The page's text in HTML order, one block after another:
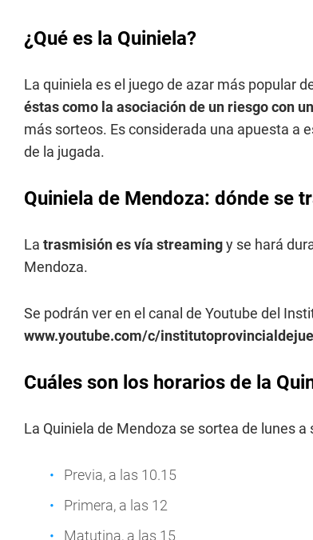
¿Qué es la Quiniela?
La quiniela es el juego de azar más popular
éstas como la asociación de un riesgo con
más sorteos. Es considerada una apuesta a
de la jugada.
Quiniela de Mendoza: dónde se
La trasmisión es vía streamingy se hará
Mendoza.
Se podrán ver en el canal de Youtube del
www.youtube.com/c/
Cuáles son los horarios de la
La Quiniela de Mendoza se sortea de lunes
Previa, a las 10.15
Primera, a las 12
Matutina, a las 15